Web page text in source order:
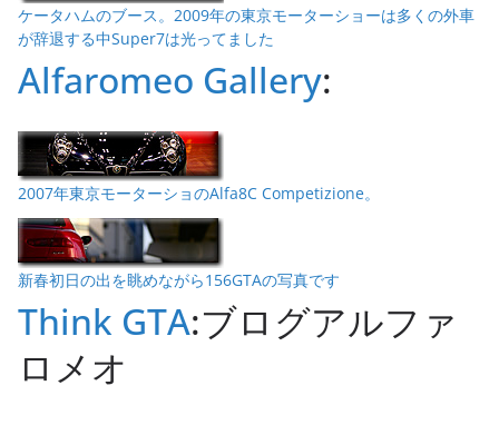
ケータハムのブース。2009年の東京モーターショーは多くの外車
が辞退する中Super7は光ってました
Alfaromeo Gallery:
2007年東京モーターショのAlfa8C Competizione。
新春初日の出を眺めながら156GTAの写真です
Think GTA:ブログアルファ
ロメオ